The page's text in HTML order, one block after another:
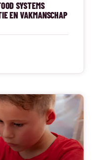
SYSTEMS
EN VAKMANSCHAP